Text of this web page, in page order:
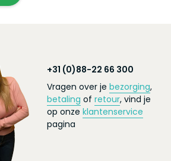
+31 (0)88-22 66 300
Vragen over je bezorging,
betaling of retour, vind je
op onze klantenservice
pagina